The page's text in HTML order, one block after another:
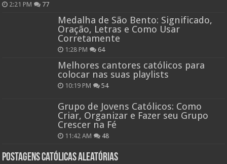
2:21 PM 77
Medalha de São Bento: Significado,
Oração, Letras e Como Usar
Corretamente
1:28 PM 64
Melhores cantores católicos para
colocar nas suas playlists
10:19 PM 54
Grupo de Jovens Católicos: Como
Criar, Organizar e Fazer seu Grupo
Crescer na Fé
11:42 AM 48
Postagens católicas aleatórias